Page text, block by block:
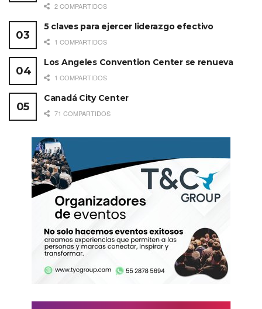
2 COMPARTIDOS
5 claves para ejercer liderazgo efectivo
1 COMPARTIDOS
Los Angeles Convention Center se renueva
1 COMPARTIDOS
Canadá City Center
71 COMPARTIDOS